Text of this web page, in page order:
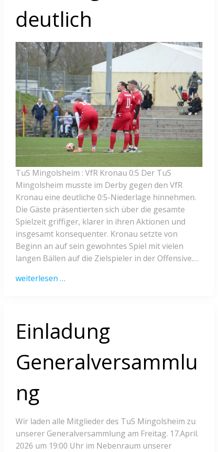
deutlich
TuS Mingolsheim : VfR Kronau 0:5 Der TuS
Mingolsheim musste im Derby gegen den VfR
Kronau eine deutliche 0:5-Niederlage hinnehmen.
Die Gäste präsentierten sich über die gesamte
Spielzeit griffiger, klarer in ihren Aktionen und
insgesamt konsequenter. Kronau setzte von
Beginn an auf sein gewohntes Spiel mit vielen
langen Bällen auf die Zielspieler in der Offensive.…
weiterlesen …
Einladung
Generalversammlu
ng
Wir laden alle Mitglieder des TuS Mingolsheim zu
unserer Generalversammlung am Freitag. 17.April.
2026 um 19:00 Uhr im Nebenraum unserer